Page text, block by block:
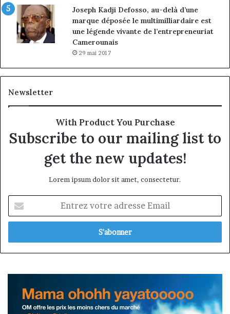
Joseph Kadji Defosso, au-delà d’une
marque déposée le multimilliardaire est
une légende vivante de l’entrepreneuriat
Camerounais
29 mai 2017
Newsletter
With Product You Purchase
Subscribe to our mailing list to
get the new updates!
Lorem ipsum dolor sit amet, consectetur.
votre
adresse